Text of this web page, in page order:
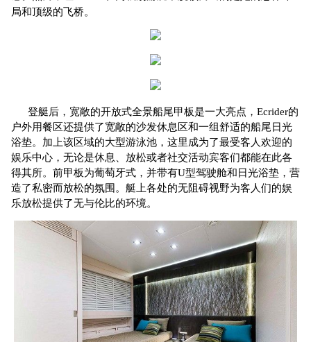
局和顶级的飞桥。
登艇后，宽敞的开放式全景船尾甲板是一大亮点，Ecrider的
户外用餐区还提供了宽敞的沙发休息区和一组舒适的船尾日光
浴垫。加上该区域的大型游泳池，这里成为了最受客人欢迎的
娱乐中心，无论是休息、放松或者社交活动宾客们都能在此各
得其所。前甲板为葡萄牙式，并带有U型驾驶舱和日光浴垫，营
造了私密而放松的氛围。艇上各处的无阻碍视野为客人们的娱
乐放松提供了无与伦比的环境。